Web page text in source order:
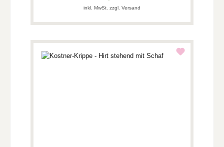
inkl. MwSt. zzgl. Versand